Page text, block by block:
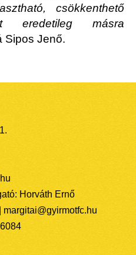
csökkenthető
eredetileg másra
Sipos Jenő.
Horváth Ernő